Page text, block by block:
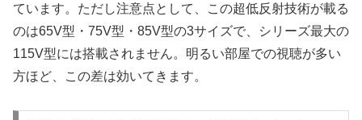
ています。ただし注意点として、この超低反射技術が載る
のは65V型・75V型・85V型の3サイズで、シリーズ最大の
115V型には搭載されません。明るい部屋での視聴が多い
方ほど、この差は効いてきます。